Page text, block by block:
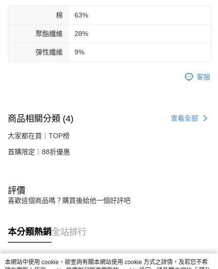
棉 63%
聚酯纖維 28%
彈性纖維 9%
客服
商品相關分類 (4) 查看全部
大家都在買｜TOP榜
首購限定｜88折優惠
評價
喜歡這個商品嗎？購買後給他一個好評吧
本分類熱銷全站排行
本網站中使用 cookie，欲查詢有關本網站使用 cookie 方式之詳情，及若您不希